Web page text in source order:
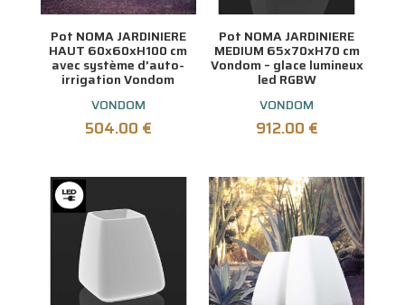
Pot NOMA JARDINIERE
HAUT 60x60xH100 cm
avec système d’auto-
irrigation Vondom
VONDOM
504.00 €
Pot NOMA JARDINIERE
MEDIUM 65x70xH70 cm
Vondom – glace lumineux
led RGBW
VONDOM
912.00 €